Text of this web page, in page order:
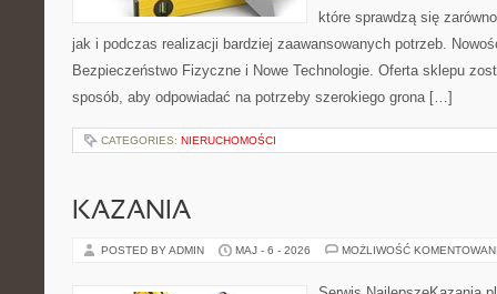
które sprawdzą się
jak i podczas realizacji bardziej zaawansowanych potrzeb.
Bezpieczeństwo Fizyczne i Nowe Technologie. Oferta sklepu
sposób, aby odpowiadać na potrzeby szerokiego grona […]
CATEGORIES: NIERUCHOMOŚCI
KAZANIA
POSTED BY ADMIN MAJ - 6 - 2026 MOŻLIWOŚĆ